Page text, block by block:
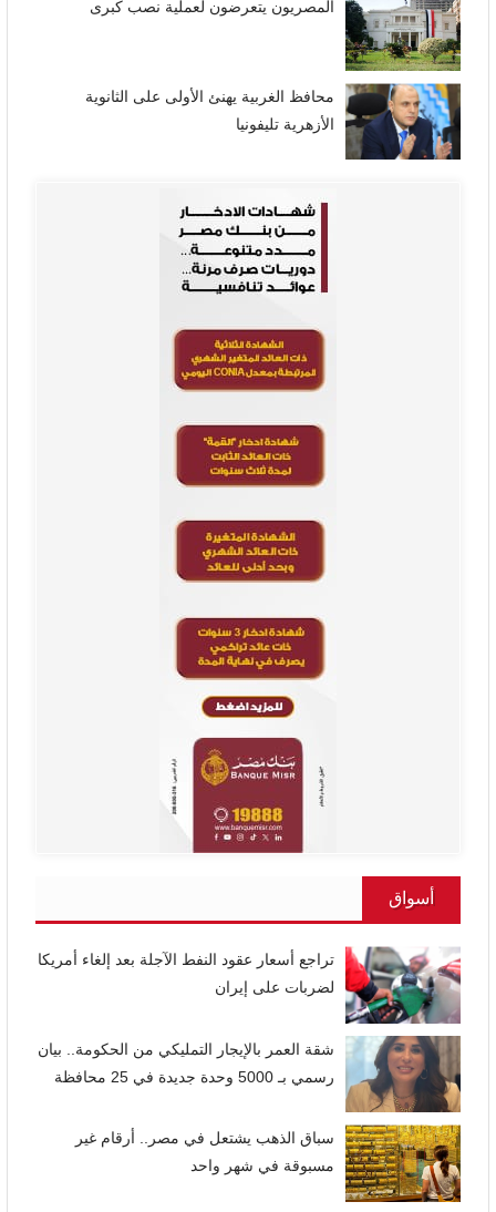
المصريون يتعرضون لعملية نصب كبرى
محافظ الغربية يهنئ الأولى على الثانوية
الأزهرية تليفونيا
أسواق
تراجع أسعار عقود النفط الآجلة بعد إلغاء أمريكا
لضربات على إيران
شقة العمر بالإيجار التمليكي من الحكومة.. بيان
رسمي بـ 5000 وحدة جديدة في 25 محافظة
سباق الذهب يشتعل في مصر.. أرقام غير
مسبوقة في شهر واحد